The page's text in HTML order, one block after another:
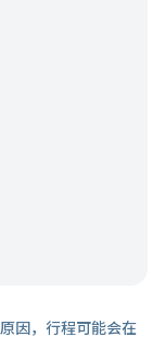
因，行程可能会在